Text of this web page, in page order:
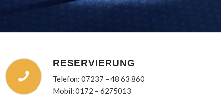
RESERVIERUNG
Telefon: 07237 – 48 63 860
Mobil: 0172 – 6275013